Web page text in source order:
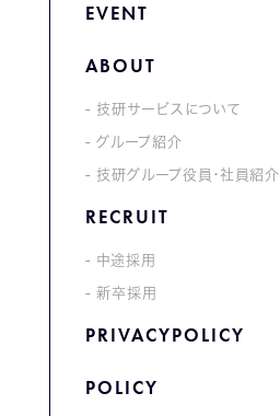
EVENT
ABOUT
技研サービスについて
グループ紹介
技研グループ役員・社員紹介
RECRUIT
中途採用
新卒採用
PRIVACYPOLICY
POLICY